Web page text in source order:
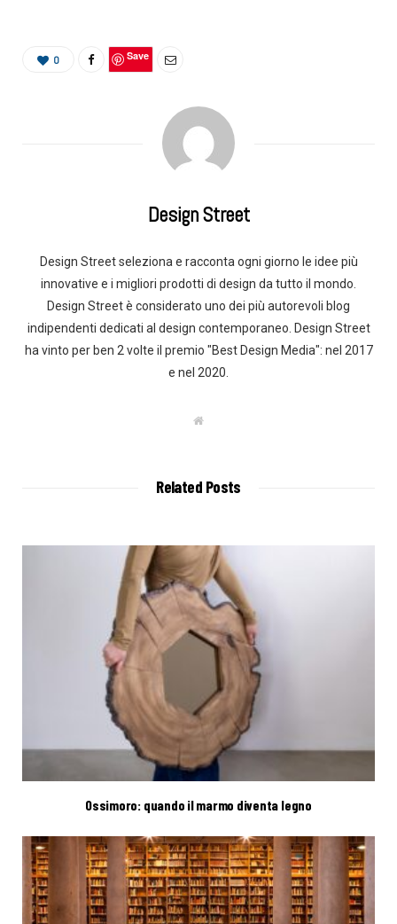
0 Save
Design Street
Design Street seleziona e racconta ogni giorno le idee più
innovative e i migliori prodotti di design da tutto il mondo.
Design Street è considerato uno dei più autorevoli blog
indipendenti dedicati al design contemporaneo. Design Street
ha vinto per ben 2 volte il premio "Best Design Media": nel 2017
e nel 2020.
W
Related Posts
Ossimoro: quando il marmo diventa legno